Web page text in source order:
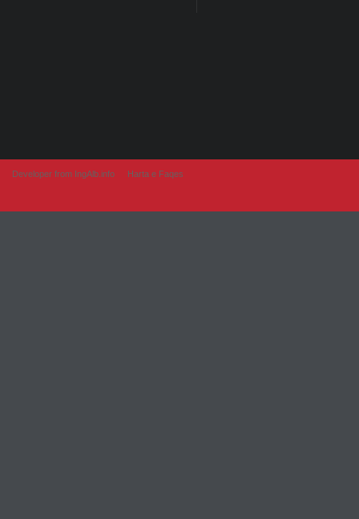
Developer from IngAlb.info Harta e Faqes